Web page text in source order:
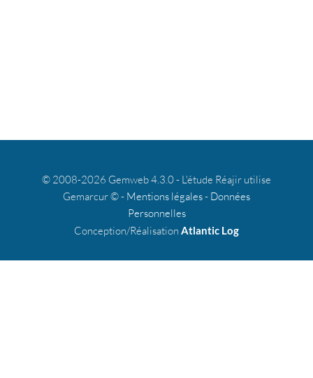
© 2008-2026 Gemweb 4.3.0 - L'étude Réajir utilise
Gemarcur © - Mentions légales- Données
Personnelles
Conception/Réalisation Atlantic Log